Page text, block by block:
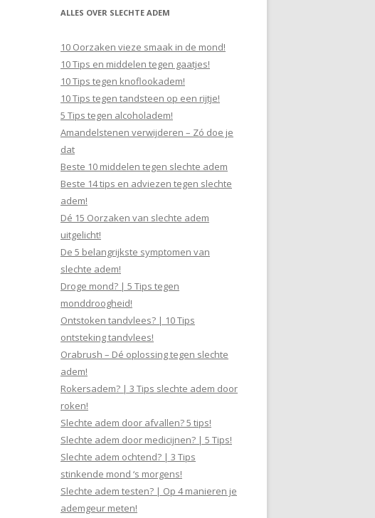
ALLES OVER SLECHTE ADEM
10 Oorzaken vieze smaak in de mond!
10 Tips en middelen tegen gaatjes!
10 Tips tegen knoflookadem!
10 Tips tegen tandsteen op een rijtje!
5 Tips tegen alcoholadem!
Amandelstenen verwijderen – Zó doe je
dat
Beste 10 middelen tegen slechte adem
Beste 14 tips en adviezen tegen slechte
adem!
Dé 15 Oorzaken van slechte adem
uitgelicht!
De 5 belangrijkste symptomen van
slechte adem!
Droge mond? | 5 Tips tegen
monddroogheid!
Ontstoken tandvlees? | 10 Tips
ontsteking tandvlees!
Orabrush – Dé oplossing tegen slechte
adem!
Rokersadem? | 3 Tips slechte adem door
roken!
Slechte adem door afvallen? 5 tips!
Slechte adem door medicijnen? | 5 Tips!
Slechte adem ochtend? | 3 Tips
stinkende mond ‘s morgens!
Slechte adem testen? | Op 4 manieren je
ademgeur meten!